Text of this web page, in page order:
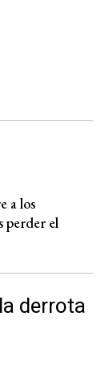
a los
perder el
derrota